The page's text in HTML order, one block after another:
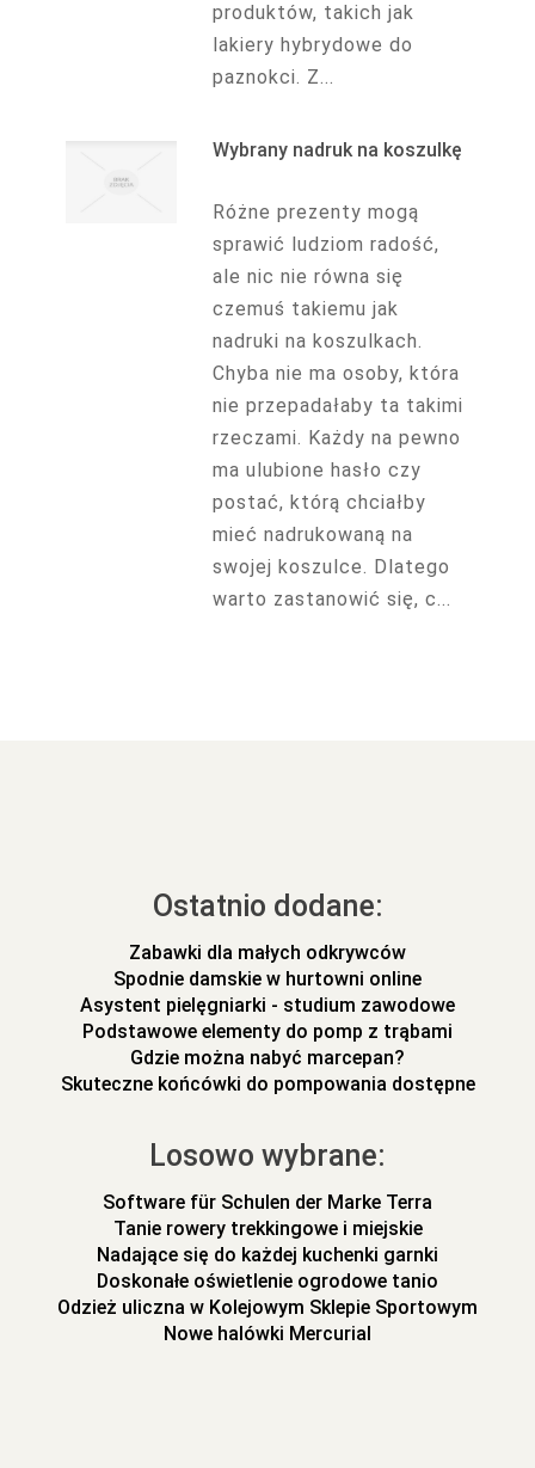
produktów, takich jak
lakiery hybrydowe do
paznokci. Z...
Wybrany nadruk na koszulkę
Różne prezenty mogą
sprawić ludziom radość,
ale nic nie równa się
czemuś takiemu jak
nadruki na koszulkach.
Chyba nie ma osoby, która
nie przepadałaby ta takimi
rzeczami. Każdy na pewno
ma ulubione hasło czy
postać, którą chciałby
mieć nadrukowaną na
swojej koszulce. Dlatego
warto zastanowić się, c...
Ostatnio dodane:
Zabawki dla małych odkrywców
Spodnie damskie w hurtowni online
Asystent pielęgniarki - studium zawodowe
Podstawowe elementy do pomp z trąbami
Gdzie można nabyć marcepan?
Skuteczne końcówki do pompowania dostępne
Losowo wybrane:
Software für Schulen der Marke Terra
Tanie rowery trekkingowe i miejskie
Nadające się do każdej kuchenki garnki
Doskonałe oświetlenie ogrodowe tanio
Odzież uliczna w Kolejowym Sklepie Sportowym
Nowe halówki Mercurial